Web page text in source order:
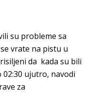
su probleme sa
vrate na pistu u
da kada su bili
ujutro, navodi
za